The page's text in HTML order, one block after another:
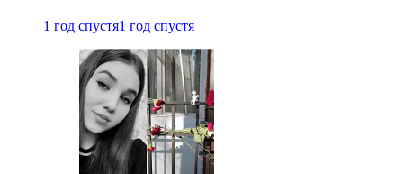
1 год спустя1 год спустя